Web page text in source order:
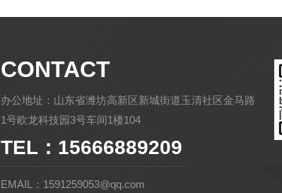
CONTACT
办公地址：山东省潍坊高新区新城街道玉清社区金马路
1号欧龙科技园3号车间1楼104
TEL：15666889209
EMAIL：1591259053@qq.com